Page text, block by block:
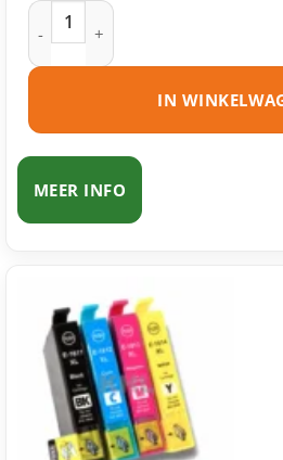
Epson 18XL (T1814) inktcartridge
IN
MEER INFO